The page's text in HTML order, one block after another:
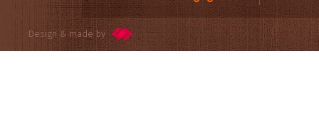
Design & made by